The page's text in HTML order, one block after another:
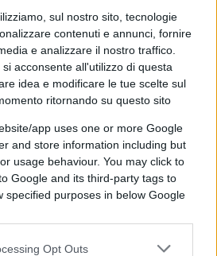
sul nostro sito, tecnologie
contenuti e annunci, fornire
e analizzare il nostro traffico.
acconsente all'utilizzo di questa
idea e modificare le tue scelte sul
ritornando su questo sito
app uses one or more Google
and store information including but
usage behaviour. You may click to
Google and its third-party tags to
specified purposes in below Google
Opt Outs
forum sono quindi
anche se avranno
e sicuramente
più vari. Alcuni di loro
tradizionaliste, difficilmente
altri si saranno, in diverse
maniera pittoresca. Ma la
di tutti loro, andrebbe